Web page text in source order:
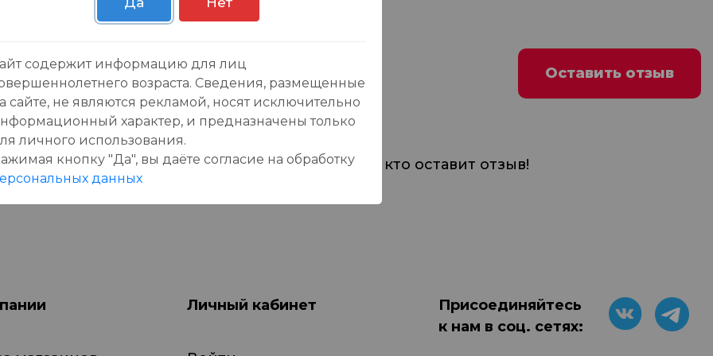
Оставить отзыв
товара еще нет отзывов, будьте первым, кто оставит отзыв!
Личный кабинет
Присоединяйтесь
к нам в соц. сетях:
содержит информацию для лиц
возраста. Сведения, размещенные
сайте, не являются рекламой, носят исключительно
характер, и предназначены только
личного использования.
кнопку "Да", вы даёте cогласие на обработку
данных